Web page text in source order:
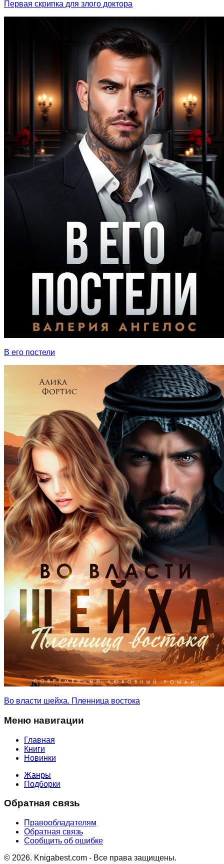
Первая скрипка для злого доктора
В его постели
Во власти шейха. Пленница востока
Меню навигации
Главная
Книги
Новинки
Жанры
Подборки
Обратная связь
Правообладателям
Обратная связь
Сообщить об ошибке
© 2026. Knigabest.com - Все права защищены.